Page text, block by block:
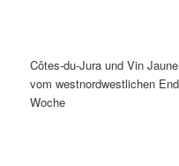
Côtes-du-Jura und Vin
vom westnordwestlichen
Woche